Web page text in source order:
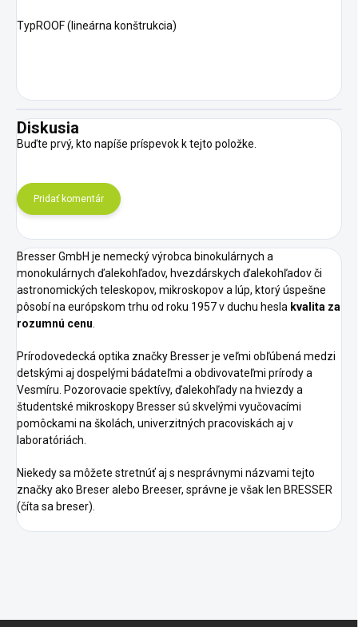
TypROOF (lineárna konštrukcia)
Diskusia
Buďte prvý, kto napíše príspevok k tejto položke.
Pridať komentár
Bresser GmbH je nemecký výrobca binokulárnych a
monokulárnych ďalekohľadov, hvezdárskych ďalekohľadov či
astronomických teleskopov, mikroskopov a lúp, ktorý úspešne
pôsobí na európskom trhu od roku 1957 v duchu hesla kvalita za
rozumnú cenu
Prírodovedecká optika značky Bresser je veľmi obľúbená medzi
detskými aj dospelými bádateľmi a obdivovateľmi prírody a
Vesmíru. Pozorovacie spektívy, ďalekohľady na hviezdy a
študentské mikroskopy Bresser sú skvelými vyučovacími
pomôckami na školách, univerzitných pracoviskách aj v
laboratóriách.
Niekedy sa môžete stretnúť aj s nesprávnymi názvami tejto
značky ako Breser alebo Breeser, správne je však len BRESSER
(číta sa breser).